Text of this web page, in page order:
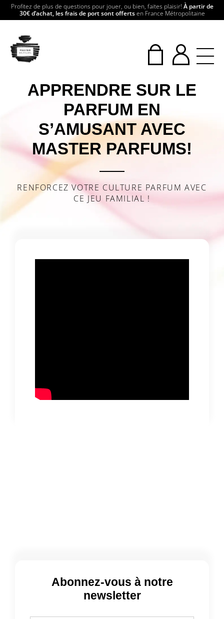
Profitez de plus de questions pour jouer, ou bien, faites plaisir! À partir de
30€ d’achat, les frais de port sont offertsen France Métropolitaine
APPRENDRE SUR LE
PARFUM EN
S’AMUSANT AVEC
MASTER PARFUMS!
RENFORCEZ VOTRE CULTURE PARFUM AVEC
CE JEU FAMILIAL !
Abonnez-vous à notre
newsletter